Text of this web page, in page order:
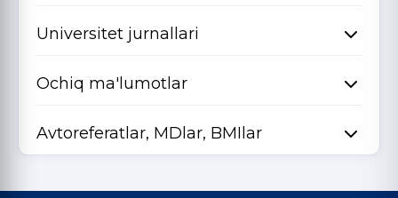
Universitet jurnallari
Ochiq ma'lumotlar
Avtoreferatlar, MDlar, BMIlar